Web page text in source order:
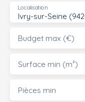
Ivry-sur-Seine
Localisation
Budget max (€)
Surface min (m²)
Pièces min